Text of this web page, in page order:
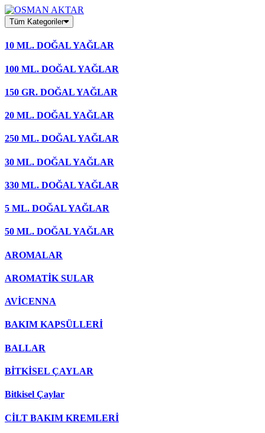
Skip
to
content
Tüm Kategoriler
10 ML. DOĞAL YAĞLAR
100 ML. DOĞAL YAĞLAR
150 GR. DOĞAL YAĞLAR
20 ML. DOĞAL YAĞLAR
250 ML. DOĞAL YAĞLAR
30 ML. DOĞAL YAĞLAR
330 ML. DOĞAL YAĞLAR
5 ML. DOĞAL YAĞLAR
50 ML. DOĞAL YAĞLAR
AROMALAR
AROMATİK SULAR
AVİCENNA
BAKIM KAPSÜLLERİ
BALLAR
BİTKİSEL ÇAYLAR
Bitkisel Çaylar
CİLT BAKIM KREMLERİ